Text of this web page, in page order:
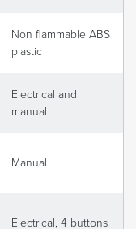
Non flammable ABS
plastic
Electrical and
manual
Manual
Electrical, 4 buttons